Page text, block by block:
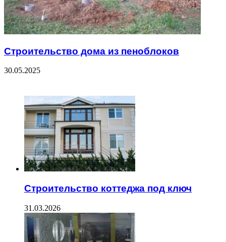
Строительство дома из пеноблоков
30.05.2025
Строительство коттеджа под ключ
31.03.2026